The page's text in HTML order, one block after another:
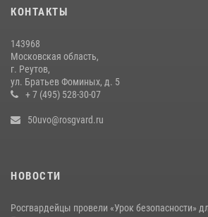
08 июля 2026, 16:30
КОНТАКТЫ
143968
Московская область,
г. Реутов,
ул. Братьев Фоминых, д. 5
+ 7 (495) 528-30-07
50uvo@rosgvard.ru
НОВОСТИ
Росгвардейцы провели «Урок безопасности»